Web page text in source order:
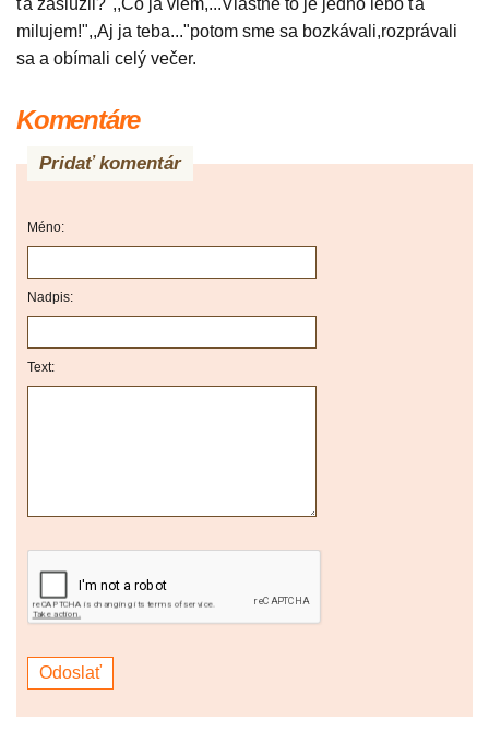
ťa zaslúžil?",,Čo ja viem,...Vlastne to je jedno lebo ťa
milujem!",,Aj ja teba..."potom sme sa bozkávali,rozprávali
sa a obímali celý večer.
Komentáre
Pridať komentár
Méno:
Nadpis:
Text: